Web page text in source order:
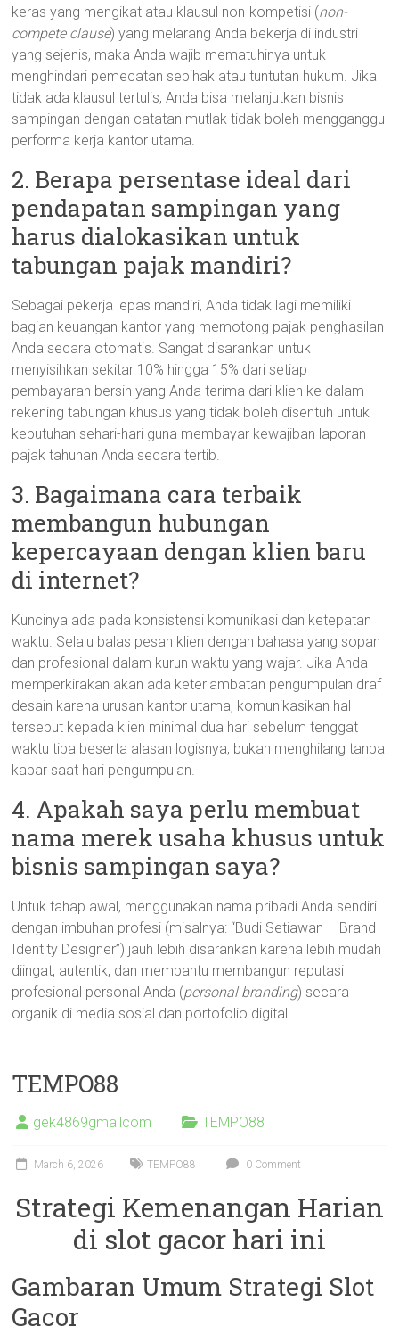
keras yang mengikat atau klausul non-kompetisi (non-
compete clause) yang melarang Anda bekerja di industri
yang sejenis, maka Anda wajib mematuhinya untuk
menghindari pemecatan sepihak atau tuntutan hukum. Jika
tidak ada klausul tertulis, Anda bisa melanjutkan bisnis
sampingan dengan catatan mutlak tidak boleh mengganggu
performa kerja kantor utama.
2. Berapa persentase ideal dari
pendapatan sampingan yang
harus dialokasikan untuk
tabungan pajak mandiri?
Sebagai pekerja lepas mandiri, Anda tidak lagi memiliki
bagian keuangan kantor yang memotong pajak penghasilan
Anda secara otomatis. Sangat disarankan untuk
menyisihkan sekitar 10% hingga 15% dari setiap
pembayaran bersih yang Anda terima dari klien ke dalam
rekening tabungan khusus yang tidak boleh disentuh untuk
kebutuhan sehari-hari guna membayar kewajiban laporan
pajak tahunan Anda secara tertib.
3. Bagaimana cara terbaik
membangun hubungan
kepercayaan dengan klien baru
di internet?
Kuncinya ada pada konsistensi komunikasi dan ketepatan
waktu. Selalu balas pesan klien dengan bahasa yang sopan
dan profesional dalam kurun waktu yang wajar. Jika Anda
memperkirakan akan ada keterlambatan pengumpulan draf
desain karena urusan kantor utama, komunikasikan hal
tersebut kepada klien minimal dua hari sebelum tenggat
waktu tiba beserta alasan logisnya, bukan menghilang tanpa
kabar saat hari pengumpulan.
4. Apakah saya perlu membuat
nama merek usaha khusus untuk
bisnis sampingan saya?
Untuk tahap awal, menggunakan nama pribadi Anda sendiri
dengan imbuhan profesi (misalnya: “Budi Setiawan – Brand
Identity Designer”) jauh lebih disarankan karena lebih mudah
diingat, autentik, dan membantu membangun reputasi
profesional personal Anda (personal branding) secara
organik di media sosial dan portofolio digital.
TEMPO88
gek4869gmailcom TEMPO88
March 6, 2026 TEMPO88 0 Comment
Strategi Kemenangan Harian
di slot gacor hari ini
Gambaran Umum Strategi Slot
Gacor